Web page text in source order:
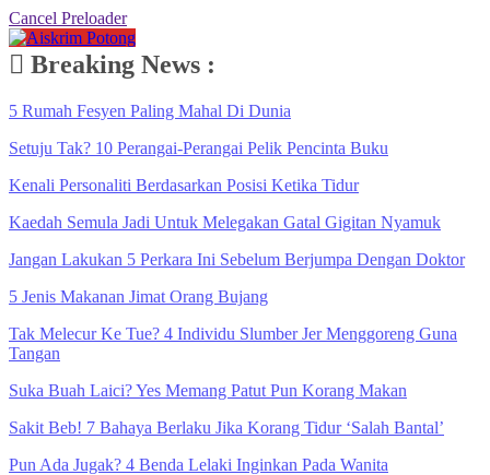
Cancel Preloader
Breaking News :
5 Rumah Fesyen Paling Mahal Di Dunia
Setuju Tak? 10 Perangai-Perangai Pelik Pencinta Buku
Kenali Personaliti Berdasarkan Posisi Ketika Tidur
Kaedah Semula Jadi Untuk Melegakan Gatal Gigitan Nyamuk
Jangan Lakukan 5 Perkara Ini Sebelum Berjumpa Dengan Doktor
5 Jenis Makanan Jimat Orang Bujang
Tak Melecur Ke Tue? 4 Individu Slumber Jer Menggoreng Guna
Tangan
Suka Buah Laici? Yes Memang Patut Pun Korang Makan
Sakit Beb! 7 Bahaya Berlaku Jika Korang Tidur ‘Salah Bantal’
Pun Ada Jugak? 4 Benda Lelaki Inginkan Pada Wanita